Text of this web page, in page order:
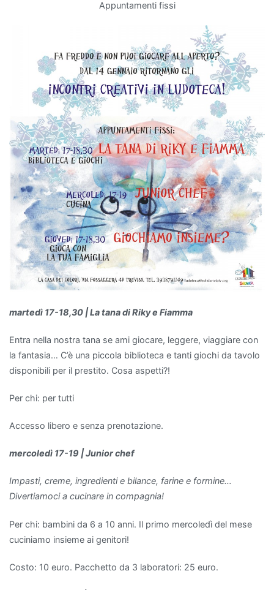
Appuntamenti fissi
martedì 17-18,30 | La tana di Riky e Fiamma
Entra nella nostra tana se ami giocare, leggere, viaggiare con
la fantasia… C’è una piccola biblioteca e tanti giochi da tavolo
disponibili per il prestito. Cosa aspetti?!
Per chi: per tutti
Accesso libero e senza prenotazione.
mercoledì 17-19 | Junior chef
Impasti, creme, ingredienti e bilance, farine e formine…
Divertiamoci a cucinare in compagnia!
Per chi: bambini da 6 a 10 anni. Il primo mercoledì del mese
cuciniamo insieme ai genitori!
Costo: 10 euro. Pacchetto da 3 laboratori: 25 euro.